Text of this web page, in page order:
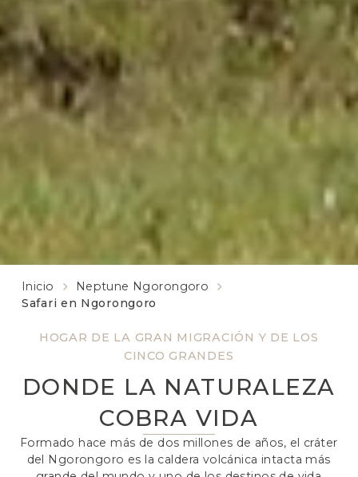
HOGAR DE LA GRAN MIGRACIÓN Y DE LOS
CINCO GRANDES
DONDE LA NATURALEZA
COBRA VIDA
Formado hace más de dos millones de años, el cráter
del Ngorongoro es la caldera volcánica intacta más
Inicio
Neptune Ngorongoro
Safari en Ngorongoro